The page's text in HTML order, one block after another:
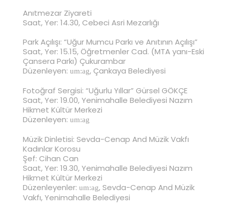
Anıtmezar Ziyareti
Saat, Yer: 14.30, Cebeci Asri Mezarlığı
Park Açılışı: “Uğur Mumcu Parkı ve Anıtının Açılışı”
Saat, Yer: 15.15, Öğretmenler Cad. (MTA yanı-Eski
Çansera Parkı) Çukurambar
Düzenleyen: um:ag, Çankaya Belediyesi
Fotoğraf Sergisi: “Uğurlu Yıllar” Gürsel GÖKÇE
Saat, Yer: 19.00, Yenimahalle Belediyesi Nazım
Hikmet Kültür Merkezi
Düzenleyen: um:ag
Müzik Dinletisi: Sevda-Cenap And Müzik Vakfı
Kadınlar Korosu
Şef: Cihan Can
Saat, Yer: 19.30, Yenimahalle Belediyesi Nazım
Hikmet Kültür Merkezi
Düzenleyenler: um:ag, Sevda-Cenap And Müzik
Vakfı, Yenimahalle Belediyesi